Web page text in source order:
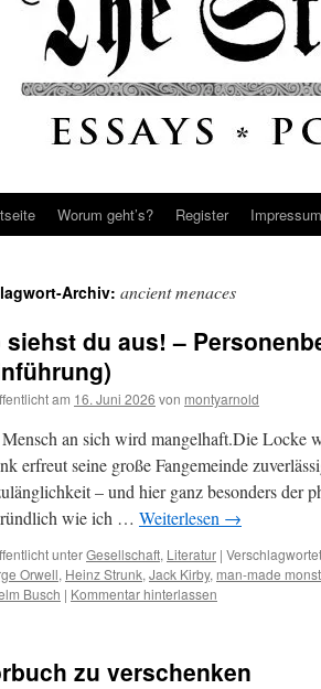
Worum geht’s? Register Impressum
Archiv: ancient menaces
siehst du aus! –
am 16. Juni 2026 von montyarnold
an sich wird mangelhaft.Die
erfreut seine große Fangemeinde
– und hier ganz besonders der
wie ich … Weiterlesen →
unterGesellschaft, Literatur |
Orwell, Heinz Strunk, Jack Kirby, man-made
Busch | Kommentar hinterlassen
zu verschenken